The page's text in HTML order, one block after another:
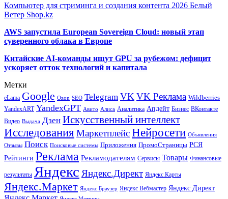
Компьютер для стриминга и создания контента 2026 Белый
Ветер Shop.kz
AWS запустила European Sovereign Cloud: новый этап
суверенного облака в Европе
Китайские AI-команды ищут GPU за рубежом: дефицит
ускоряет отток технологий и капитала
Метки
eLama Google Ozon SEO Telegram VK VK Реклама Wildberries
YandexART YandexGPT Авито Алиса Аналитика Апдейт Бизнес ВКонтакте
Видео Выдача Дзен Искусственный интеллект
Исследования МаркетплейсНейросети Объявления
Отзывы Поиск Поисковые системы Приложения ПромоСтраницы РСЯ
Рейтинги Реклама Рекламодателям Сервисы Товары Финансовые
результаты Яндекс Яндекс.Директ Яндекс.Карты
Яндекс.Маркет Яндекс Браузер Яндекс Вебмастер Яндекс Директ